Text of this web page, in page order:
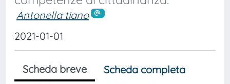
Antonella tiano
2021-01-01
Scheda breve
Scheda completa